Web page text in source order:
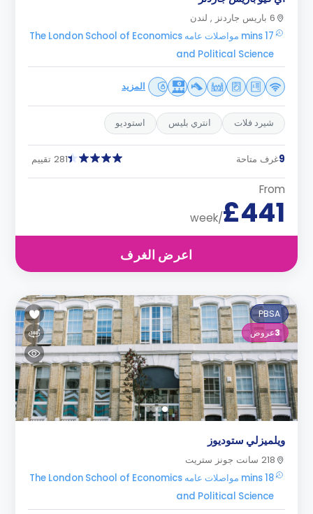
6 باريس جاردنز , لندن
17 mins مواصلات عامه The London School of Economics
and Political Science
المزيد
شيرد فلات انتري بليس استوديو
9غرف متاحة 281 تقييم
From
£441
/week
اعرض الغرف
PBSA
3عروض
ويلميزلي ستوديوز
218 سانت جونز ستريت
18 mins مواصلات عامه The London School of Economics
and Political Science